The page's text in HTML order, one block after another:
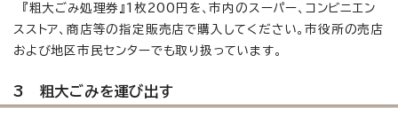
『粗大ごみ処理券』1枚200円を、市内のスーパー、コンビニエン
スストア、商店等の指定販売店で購入してください。市役所の売店
および地区市民センターでも取り扱っています。
3 粗大ごみを運び出す